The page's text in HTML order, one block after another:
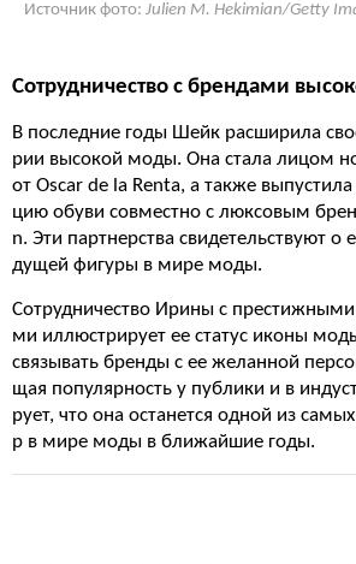
Источник фото: Julien M. Hekimian/Getty
Сотрудничество с брендами
В последние годы Шейк расширила
рии высокой моды. Она стала лицом
от Oscar de la Renta, а также
цию обуви совместно с люксовым
n. Эти партнерства свидетельствуют о
дущей фигуры в мире моды.
Сотрудничество Ирины с
ми иллюстрирует ее статус иконы
связывать бренды с ее желанной
щая популярность у публики и в
рует, что она останется одной из
р в мире моды в ближайшие годы.